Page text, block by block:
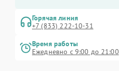
Горячая линия
+7 (833) 222-10-31
Время работы
Ежедневно с 9:00 до 21:00